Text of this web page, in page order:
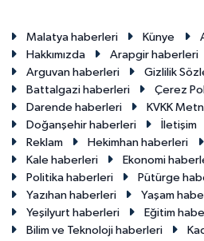
Malatya haberleri Künye
Hakkımızda
Arapgir haberleri
Arguvan haberleri
Gizlilik
Battalgazi haberleri
Çerez
Darende haberleri
KVKK
Doğanşehir haberleri
İletişim
Reklam
Hekimhan haberleri
Kale haberleri
Ekonomi
Politika haberleri
Pütürge
Yazıhan haberleri
Yaşam
Yeşilyurt haberleri
Eğitim
Bilim ve Teknoloji haberleri